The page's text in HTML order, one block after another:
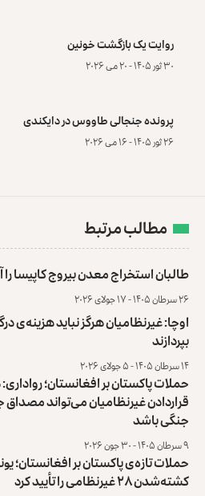
روایت یک بازگشت خونین
۳۰ ثور ۱۴۰۵ - ۲۰ می ۲۰۲۶
پرونده‌ جنجالی طاووس در دایکندی
۲۶ ثور ۱۴۰۵ - ۱۶ می ۲۰۲۶
مطالب مرتبط
طالبان استخراج معدن بیروج کاپیسا را
۲۶ سرطان ۱۴۰۵ - ۱۷ جولای ۲۰۲۶
اوچا: غیرنظامیان هرگز نباید هزینه‌ی
بپردازند
۱۴ سرطان ۱۴۰۵ - ۵ جولای ۲۰۲۶
حملات پاکستان بر افغانستان؛
قراردادن غیرنظامیان می‌تواند
جنگی باشد
۹ سرطان ۱۴۰۵ - ۳۰ جون ۲۰۲۶
حملات تازه‌ی پاکستان بر افغانستان؛
کشته‌شدن ۲۸ غیرنظامی را تأیید کرد